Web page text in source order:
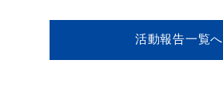
活動報告一覧へ